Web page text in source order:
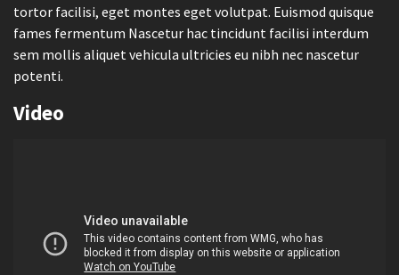
tortor facilisi, eget montes eget volutpat. Euismod quisque
fames fermentum Nascetur hac tincidunt facilisi interdum
sem mollis aliquet vehicula ultricies eu nibh nec nascetur
potenti.
Video